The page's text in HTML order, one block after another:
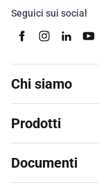
Seguici sui social
Chi siamo
Prodotti
Documenti